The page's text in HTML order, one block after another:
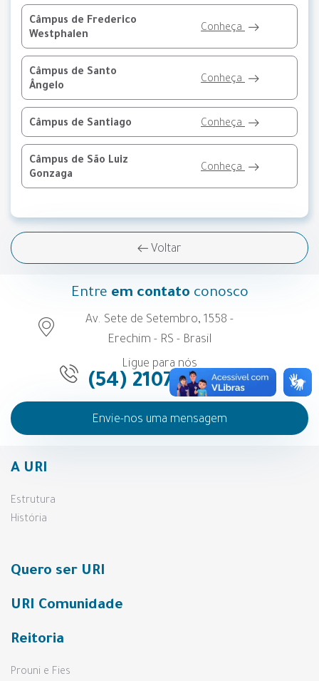
Câmpus de Frederico
Westphalen
Conheça
Câmpus de Santo
Ângelo
Conheça
Câmpus de Santiago Conheça
Câmpus de São Luiz
Gonzaga
Conheça
Voltar
Entre em contato conosco
Av. Sete de Setembro, 1558 -
Erechim - RS - Brasil
Ligue para nós
(54) 2107-1255
Envie-nos uma mensagem
A URI
Estrutura
História
Quero ser URI
URI Comunidade
Reitoria
Prouni e Fies